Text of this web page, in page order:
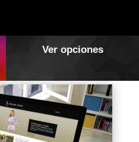
Ver opciones